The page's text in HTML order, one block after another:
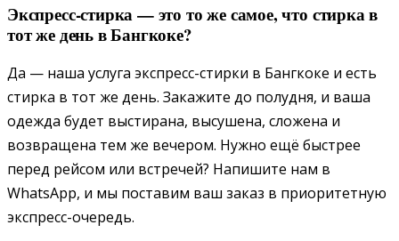
Экспресс-стирка — это то же самое, что стирка в
тот же день в Бангкоке?
Да — наша услуга экспресс-стирки в Бангкоке и есть
стирка в тот же день. Закажите до полудня, и ваша
одежда будет выстирана, высушена, сложена и
возвращена тем же вечером. Нужно ещё быстрее
перед рейсом или встречей? Напишите нам в
WhatsApp, и мы поставим ваш заказ в приоритетную
экспресс-очередь.